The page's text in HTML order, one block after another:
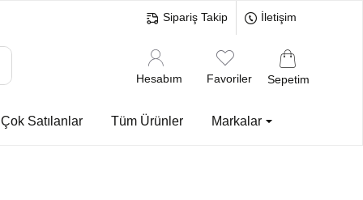
Sipariş Takip İletişim
Hesabım Favoriler Sepetim
Çok Satılanlar Tüm Ürünler Markalar